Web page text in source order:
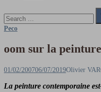
for:
Peco
oom sur la
Posted
01/02/200706/07/2019Author
Olivier
La peinture contemporaine